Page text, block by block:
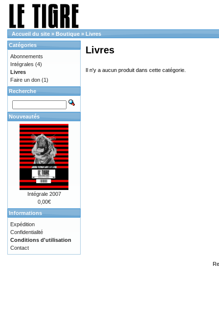
Accueil du site » Boutique » Livres
Livres
Il n'y a aucun produit dans cette catégorie.
Catégories
Abonnements
Intégrales (4)
Livres
Faire un don (1)
Recherche
Nouveautés
Intégrale 2007
0,00€
Informations
Expédition
Confidentialité
Conditions d'utilisation
Contact